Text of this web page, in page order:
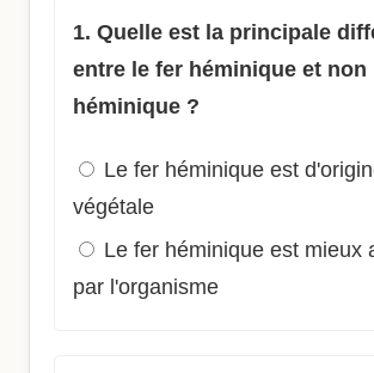
1. Quelle est la principale
entre le fer héminique et non
héminique ?
Le fer héminique est
végétale
Le fer héminique est mieux
par l'organisme